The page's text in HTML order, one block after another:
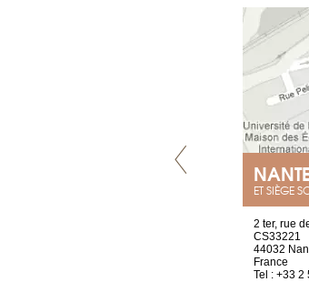
ET SIÈGE
2 ter, rue
CS33221
44032
France
Tel : +33 2